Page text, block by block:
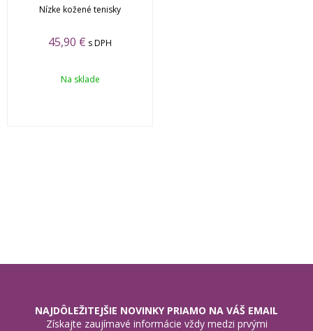
Nízke kožené tenisky
45,90 € s DPH
Na sklade
NAJDÔLEŽITEJŠIE NOVINKY PRIAMO NA VÁŠ EMAIL
Získajte zaujímavé informácie vždy medzi prvými